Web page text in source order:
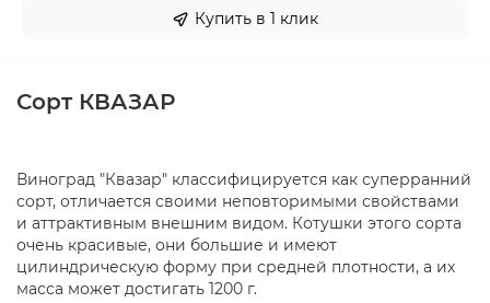
Купить в 1 клик
Сорт КВАЗАР
Виноград "Квазар" классифицируется как суперранний
сорт, отличается своими неповторимыми свойствами
и аттрактивным внешним видом. Котушки этого сорта
очень красивые, они большие и имеют
цилиндрическую форму при средней плотности, а их
масса может достигать 1200 г.